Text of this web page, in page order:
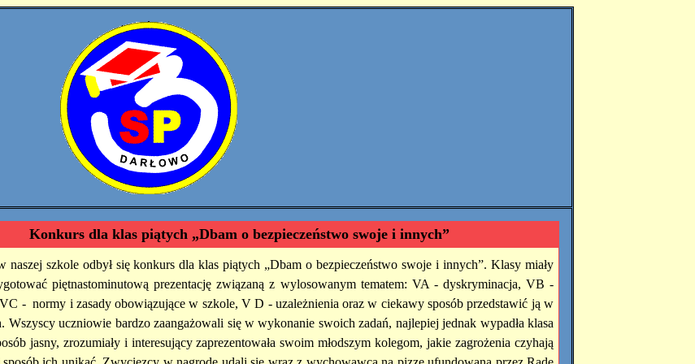
Konkurs dla klas piątych „Dbam o bezpieczeństwo swoje i innych”
naszej szkole odbył się konkurs dla klas piątych „Dbam o bezpieczeństwo swoje i innych”. Klasy miały
piętnastominutową prezentację związaną z wylosowanym tematem: VA - dyskryminacja, VB -
- normy i zasady obowiązujące w szkole, V D - uzależnienia oraz w ciekawy sposób przedstawić ją w
Wszyscy uczniowie bardzo zaangażowali się w wykonanie swoich zadań, najlepiej jednak wypadła klasa
jasny, zrozumiały i interesujący zaprezentowała swoim młodszym kolegom, jakie zagrożenia czyhają